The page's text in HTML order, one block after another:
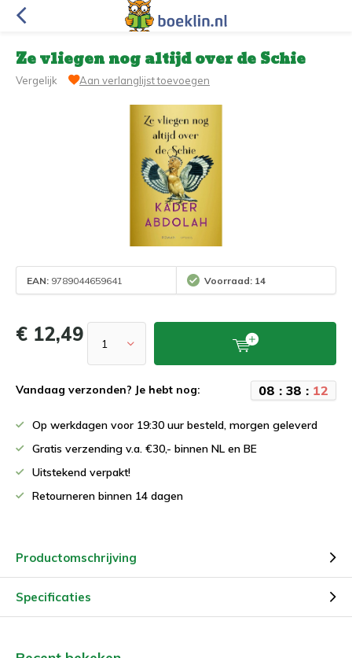
Ze vliegen nog altijd over de Schie
Vergelijk Aan verlanglijst toevoegen
EAN: 9789044659641 Voorraad: 14
€ 12,49
Vandaag verzonden? Je hebt nog: 08 : 38 : 11
Op werkdagen voor 19:30 uur besteld, morgen geleverd
Gratis verzending v.a. €30,- binnen NL en BE
Uitstekend verpakt!
Retourneren binnen 14 dagen
Productomschrijving
Specificaties